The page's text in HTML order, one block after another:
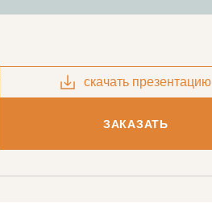
скачать презентацию
ЗАКАЗАТЬ